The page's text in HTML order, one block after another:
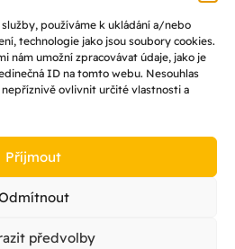
používáme k ukládání a/nebo
technologie jako jsou soubory cookies.
nám umožní zpracovávat údaje, jako je
ID na tomto webu. Nesouhlas
ovlivnit určité vlastnosti a
Příjmout
předvolby
osobních údajů
– Manipulační vozíky |